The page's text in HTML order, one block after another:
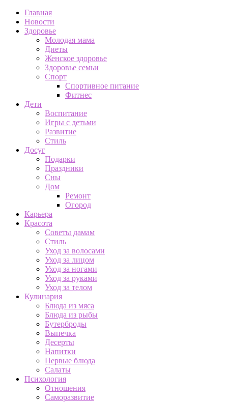
Главная
Новости
Здоровье
Молодая мама
Диеты
Женское здоровье
Здоровье семьи
Спорт
Спортивное питание
Фитнес
Дети
Воспитание
Игры с детьми
Развитие
Стиль
Досуг
Подарки
Праздники
Сны
Дом
Ремонт
Огород
Карьера
Красота
Советы дамам
Стиль
Уход за волосами
Уход за лицом
Уход за ногами
Уход за руками
Уход за телом
Кулинария
Блюда из мяса
Блюда из рыбы
Бутерброды
Выпечка
Десерты
Напитки
Первые блюда
Салаты
Психология
Отношения
Саморазвитие